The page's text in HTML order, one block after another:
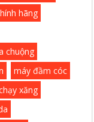
hãng
chuộng
máy đầm cóc
xăng